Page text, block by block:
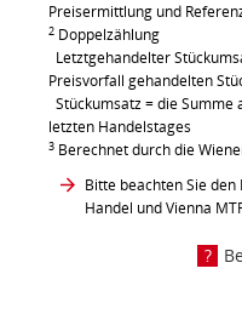
Preisermittlung und
2 Doppelzählung
Letztgehandelter
Preisvorfall gehandelten
Stückumsatz = die Summe
letzten Handelstages
3 Berechnet durch die
Bitte beachten Sie
Handel und Vienna